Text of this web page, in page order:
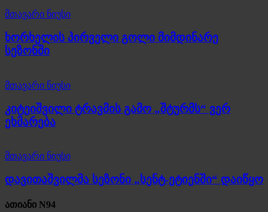
მთავარი ნიუსი
ხორხელის პირველი გოლი მიმდინარე
სეზონში
მთავარი ნიუსი
კიტეიშვილი ტრავმის გამო „შტურმს“ ვერ
ეხმარება
მთავარი ნიუსი
დავითაშვილმა სეზონი „სენტ-ეტიენში“ დაიწყო
ათიანი N94